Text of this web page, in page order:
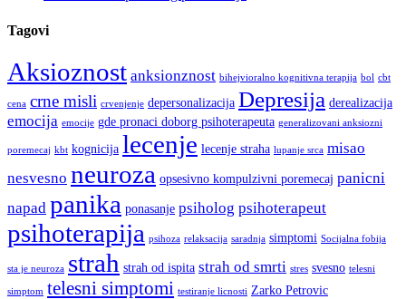
Tagovi
Aksioznost anksionznost bihejvioralno kognitivna terapija bol cbt
cena crne misli crvenjenje depersonalizacija Depresija derealizacija
emocija emocije gde pronaci doborg psihoterapeuta generalizovani anksiozni
poremecaj kbt kognicija lecenje lecenje straha lupanje srca misao
nesvesno neuroza opsesivno kompulzivni poremecaj panicni
napad panika ponasanje psiholog psihoterapeut
psihoterapija psihoza relaksacija saradnja simptomi Socijalna fobija
sta je neuroza strah strah od ispita strah od smrti stres svesno telesni
simptom telesni simptomi testiranje licnosti Zarko Petrovic